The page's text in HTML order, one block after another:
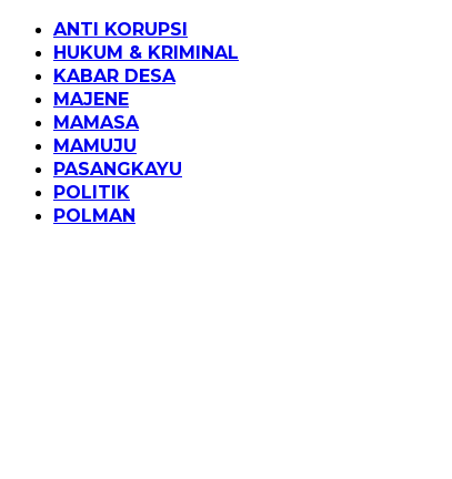
ANTI KORUPSI
HUKUM & KRIMINAL
KABAR DESA
MAJENE
MAMASA
MAMUJU
PASANGKAYU
POLITIK
POLMAN